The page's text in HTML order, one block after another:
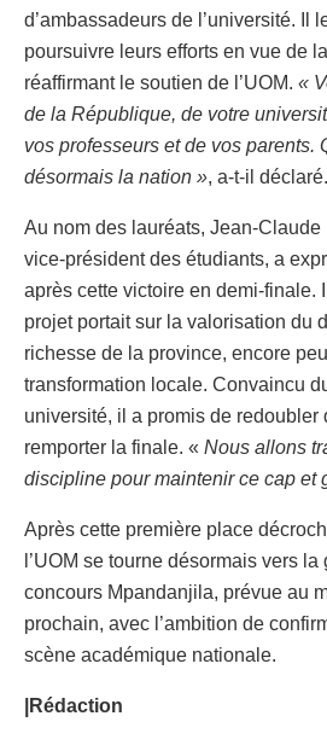
d’ambassadeurs de l’université. Il
poursuivre leurs efforts en vue de
réaffirmant le soutien de l’UOM. «
de la République, de votre
vos professeurs et de vos parents.
désormais la nation », a-t-il déclaré.
Au nom des lauréats, Jean-
vice-président des étudiants, a
après cette victoire en demi-finale.
projet portait sur la valorisation du
richesse de la province, encore
transformation locale. Convaincu
université, il a promis de redoubler
remporter la finale. « Nous allons
discipline pour maintenir ce cap et
Après cette première place
l’UOM se tourne désormais vers
concours Mpandanjila, prévue au
prochain, avec l’ambition de
scène académique nationale.
|Rédaction